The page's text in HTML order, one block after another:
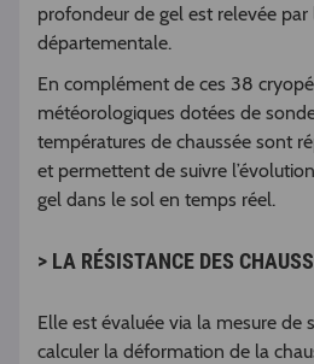
profondeur de gel est relevée
départementale.
En complément de ces 38
météorologiques dotées de
températures de chaussée sont
et permettent de suivre
gel dans le sol en temps réel.
> LA RÉSISTANCE DES
Elle est évaluée via la mesure de
calculer la déformation de la